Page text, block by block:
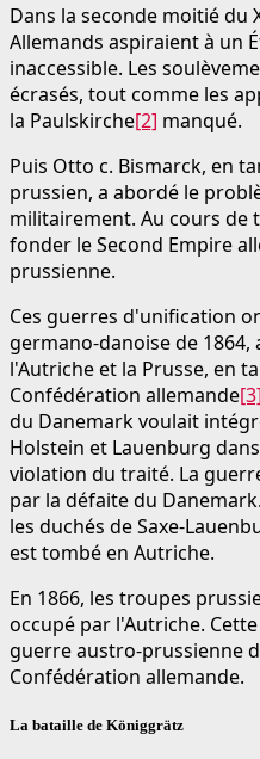
Dans la seconde moitié du
Allemands aspiraient à un
inaccessible. Les
écrasés, tout comme les
la Paulskirche[2] manqué.
Puis Otto c. Bismarck, en
prussien, a abordé le
militairement. Au cours de
fonder le Second Empire
prussienne.
Ces guerres d'unification
germano-danoise de 1864,
l'Autriche et la Prusse, en
Confédération allemande[3]
du Danemark voulait
Holstein et Lauenburg
violation du traité. La
par la défaite du
les duchés de Saxe-
est tombé en Autriche.
En 1866, les troupes
occupé par l'Autriche.
guerre austro-prussienne
Confédération allemande.
La bataille de Königgrätz